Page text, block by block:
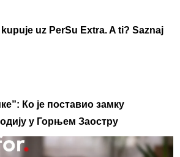
uz PerSu Extra. A ti? Saznaj
Ко је поставио замку
у Горњем Заостру